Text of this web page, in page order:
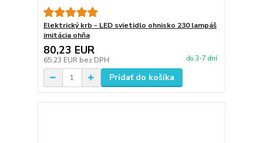
Elektrický krb - LED svietidlo ohnisko 230 lampáš
imitácia ohňa
80,23 EUR
65,23 EUR bez DPH do 3-7 dní
Pridať do košíka